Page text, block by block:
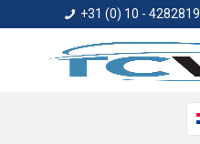
+31 (0) 10 - 4282819